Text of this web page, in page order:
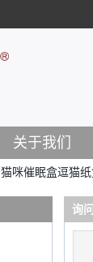
关于我们
猫咪催眠盒逗猫
询问